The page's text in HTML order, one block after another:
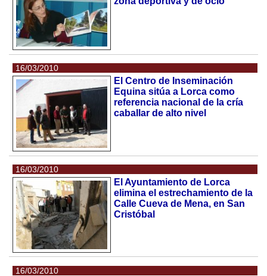
16/03/2010
El Centro de Inseminación
Equina sitúa a Lorca como
referencia nacional de la cría
caballar de alto nivel
16/03/2010
El Ayuntamiento de Lorca
elimina el estrechamiento de la
Calle Cueva de Mena, en San
Cristóbal
16/03/2010